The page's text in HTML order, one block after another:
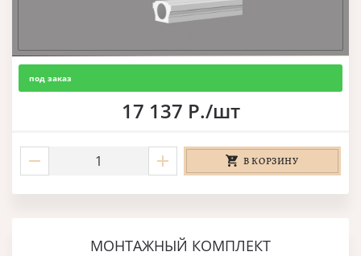
под заказ
17 137 Р./шт
В КОРЗИНУ
МОНТАЖНЫЙ КОМПЛЕКТ